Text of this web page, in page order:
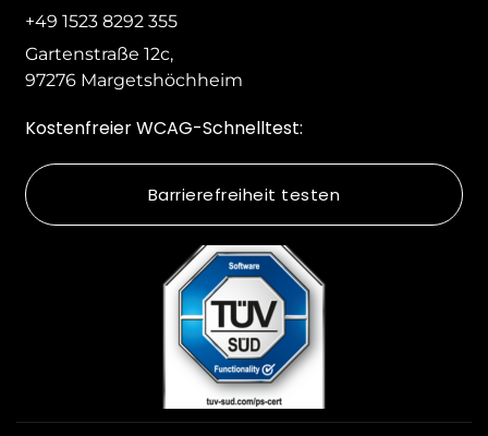
+49 1523 8292 355
Gartenstraße 12c,
97276 Margetshöchheim
Kostenfreier WCAG-Schnelltest:
Barrierefreiheit testen